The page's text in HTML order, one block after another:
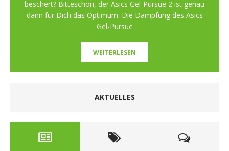
beschert? Bitteschön, der Asics Gel-Pursue 2 ist genau
dann für Dich das Optimum. Die Dämpfung des Asics
Gel-Pursue
WEITERLESEN
AKTUELLES